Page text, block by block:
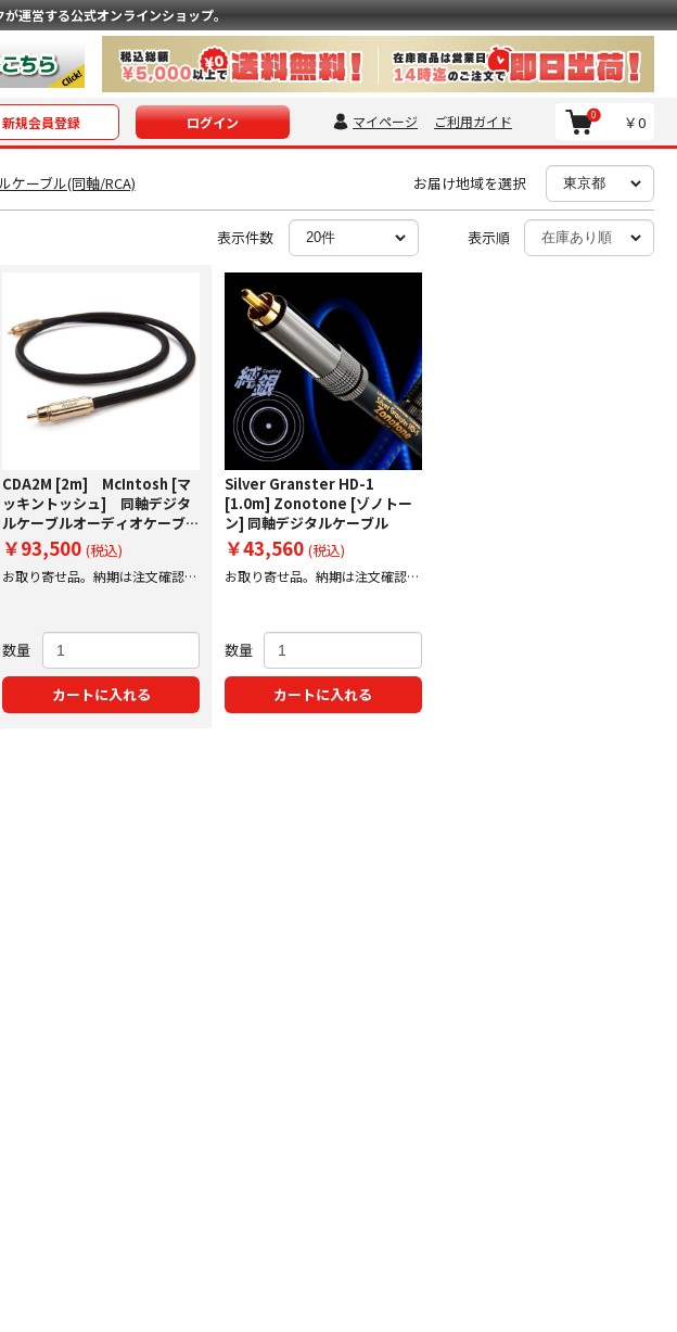
運営する公式オンラインショップ。
新規会員登録 ログイン マイページ ご利用ガイド ￥0
0
ケーブル(同軸/RCA) お届け地域を選択
表示件数 表示順
CDA2M [2m] McIntosh [マ
ッキントッシュ] 同軸デジタ
ルケーブルオーディオケーブ
ル (1本)
￥93,500(税込)
お取り寄せ品。納期は注文確認後
数量
カートに入れる
Silver Granster HD-1
[1.0m] Zonotone [ゾノトー
ン] 同軸デジタルケーブル
￥43,560 (税込)
お取り寄せ品。納期は注文確認後
数量
カートに入れる